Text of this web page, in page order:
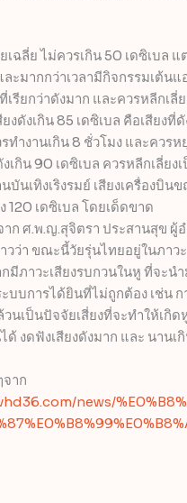
เฉลี่ย ไม่ควรเกิน 50 เดซิเบล
ะมากกว่าเวลามีกิจกรรมเต้นแ
เรียกว่าดังมาก และควรหลีกเลี่
งดังเกิน 85 เดซิเบล คือเสียงที่
ทำงานเกิน 8 ชั่วโมง และควร
เกิน 90 เดซิเบล ควรหลีกเลี่ย
บันเทิงเริงรมย์ เสียงเครื่องบิ
120 เดซิเบล โดยเด็ดขาด
ก ศ.พ.ญ.สุจิตรา ประสานสุข ผู้
วว่า ขณะนี้วัยรุ่นไทยอยู่ในภา
กมีภาวะเสียงรบกวนในหู ที่จะ
ะบบการได้ยินที่ไม่ถูกต้อง เช่น
วนเป็นปัจจัยเสี่ยงที่จะทำให้เกิ
ด้ งดฟังเสียงดังมาก และ นาน
าก
news/